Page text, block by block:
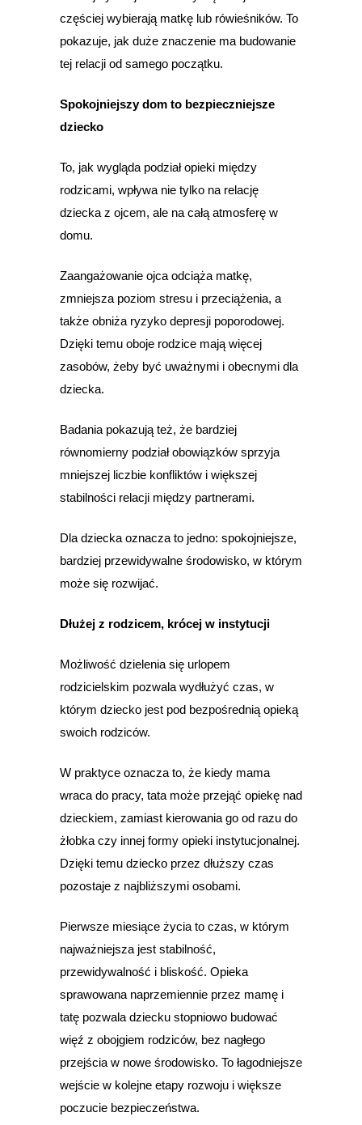
częściej wybierają matkę lub rówieśników. To
pokazuje, jak duże znaczenie ma budowanie
tej relacji od samego początku.
Spokojniejszy dom to bezpieczniejsze
dziecko
To, jak wygląda podział opieki między
rodzicami, wpływa nie tylko na relację
dziecka z ojcem, ale na całą atmosferę w
domu.
Zaangażowanie ojca odciąża matkę,
zmniejsza poziom stresu i przeciążenia, a
także obniża ryzyko depresji poporodowej.
Dzięki temu oboje rodzice mają więcej
zasobów, żeby być uważnymi i obecnymi dla
dziecka.
Badania pokazują też, że bardziej
równomierny podział obowiązków sprzyja
mniejszej liczbie konfliktów i większej
stabilności relacji między partnerami.
Dla dziecka oznacza to jedno: spokojniejsze,
bardziej przewidywalne środowisko, w którym
może się rozwijać.
Dłużej z rodzicem, krócej w instytucji
Możliwość dzielenia się urlopem
rodzicielskim pozwala wydłużyć czas, w
którym dziecko jest pod bezpośrednią opieką
swoich rodziców.
W praktyce oznacza to, że kiedy mama
wraca do pracy, tata może przejąć opiekę nad
dzieckiem, zamiast kierowania go od razu do
żłobka czy innej formy opieki instytucjonalnej.
Dzięki temu dziecko przez dłuższy czas
pozostaje z najbliższymi osobami.
Pierwsze miesiące życia to czas, w którym
najważniejsza jest stabilność,
przewidywalność i bliskość. Opieka
sprawowana naprzemiennie przez mamę i
tatę pozwala dziecku stopniowo budować
więź z obojgiem rodziców, bez nagłego
przejścia w nowe środowisko. To łagodniejsze
wejście w kolejne etapy rozwoju i większe
poczucie bezpieczeństwa.